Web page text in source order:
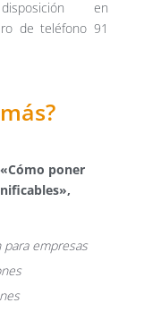
en
de teléfono 91
poner
para empresas